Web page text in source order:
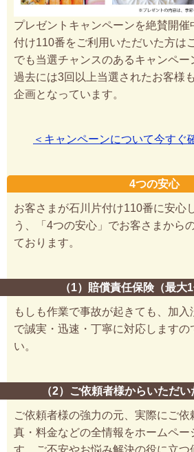
プレゼントキャンペーンを絶賛開
付け110番をご利用いただいた方は
でも当選チャンスのあるキャンペー
過去には3回以上当選されたお客様
企画となっています。
＜キャンペーンについて今すぐ
4つの安心
お客さまが石川片付け110番に安心
う、「4つの安心」でお客さまから
ております。
（1）賠償責任保険（最大
もしも作業で事故が起きても、加
で誠実・迅速・丁寧に対応しますの
い。
（2）ご依頼者様からいただ
ご依頼者様の強力の元、実際にご
真・料金などの全情報をホームペー
す。ご不安やお悩み解決の役に立つ